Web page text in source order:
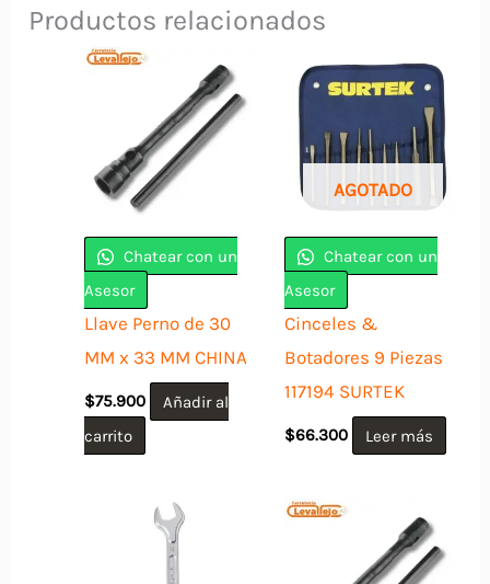
Productos relacionados
Chatear con un
Asesor
Llave Perno de 30
MM x 33 MM CHINA
$75.900
Añadir al
carrito
AGOTADO
Chatear con un
Asesor
Cinceles &
Botadores 9 Piezas
117194 SURTEK
$66.300 Leer más